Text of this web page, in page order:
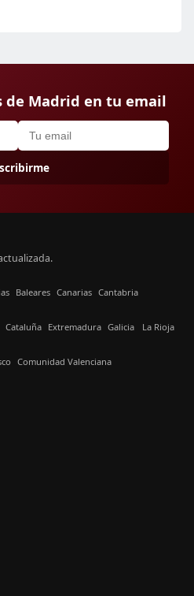
de Madrid en tu email
Baleares Canarias Cantabria
Cataluña Extremadura Galicia La Rioja
Comunidad Valenciana